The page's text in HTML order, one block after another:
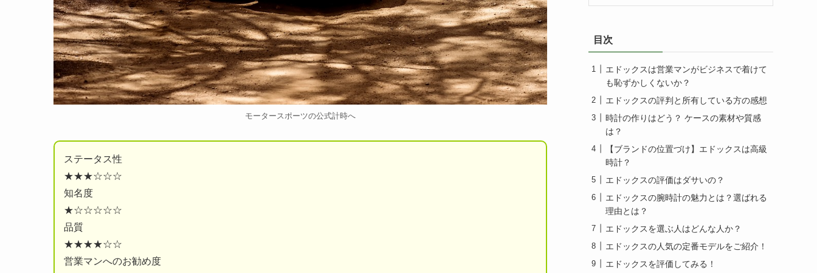
モータースポーツの公式計時へ
ステータス性
★★★☆☆☆
知名度
★☆☆☆☆☆
品質
★★★★☆☆
営業マンへのお勧め度
目次
エドックスは営業マンがビジネスで着けて
も恥ずかしくないか？
エドックスの評判と所有している方の感想
時計の作りはどう？ ケースの素材や質感
は？
【ブランドの位置づけ】エドックスは高級
時計？
エドックスの評価はダサいの？
エドックスの腕時計の魅力とは？選ばれる
理由とは？
エドックスを選ぶ人はどんな人か？
エドックスの人気の定番モデルをご紹介！
エドックスを評価してみる！